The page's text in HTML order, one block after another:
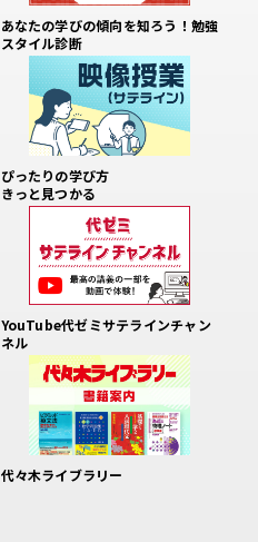
あなたの学びの傾向を知ろう！勉強
スタイル診断
ぴったりの学び方
きっと見つかる
YouTube代ゼミサテラインチャン
ネル
代々木ライブラリー